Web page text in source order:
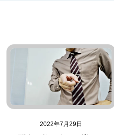
2022年7月29日